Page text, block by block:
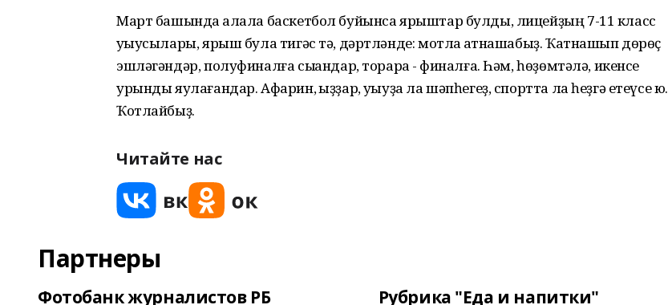
Март башында ҡалала баскетбол буйынса ярыштар булды, лицейҙың 7-11 класс
уҡыусылары, ярыш була тигәс тә, дәртләнде: мотлаҡ ҡатнашабыҙ. Ҡатнашып дөрөҫ
эшләгәндәр, полуфиналға сыҡҡандар, торараҡ - финалға. Һәм, һөҙөмтәлә, икенсе
урынды яулағандар. Афарин, ҡыҙҙар, уҡыуҙа ла шәпһегеҙ, спортта ла һеҙгә етеүсе юҡ.
Ҡотлайбыҙ.
Читайте нас
Партнеры
Фотобанк журналистов РБ Рубрика "Еда и напитки"